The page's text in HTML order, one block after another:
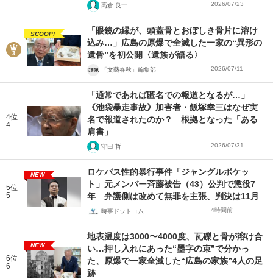
高倉 良一 2026/07/23
SCOOP!
「眼鏡の縁が、頭蓋骨とおぼしき骨片に溶け
込み…」広島の原爆で全滅した一家の“異形の
遺骨”を初公開〈遺族が語る〉
「文藝春秋」編集部 2026/07/11
4位
4
「通常であれば匿名での報道となるが…」
《池袋暴走事故》加害者・飯塚幸三はなぜ実
名で報道されたのか？ 根拠となった「ある
肩書」
守田 哲 2026/07/31
5位
5
NEW
ロケバス性的暴行事件「ジャングルポケッ
ト」元メンバー斉藤被告（43）公判で懲役7
年 弁護側は改めて無罪を主張、判決は11月
時事ドットコム 4時間前
6位
6
NEW
地表温度は3000〜4000度、瓦礫と骨が溶け合
い…押し入れにあった“墨字の束”で分かっ
た、原爆で一家全滅した“広島の家族”4人の足
跡